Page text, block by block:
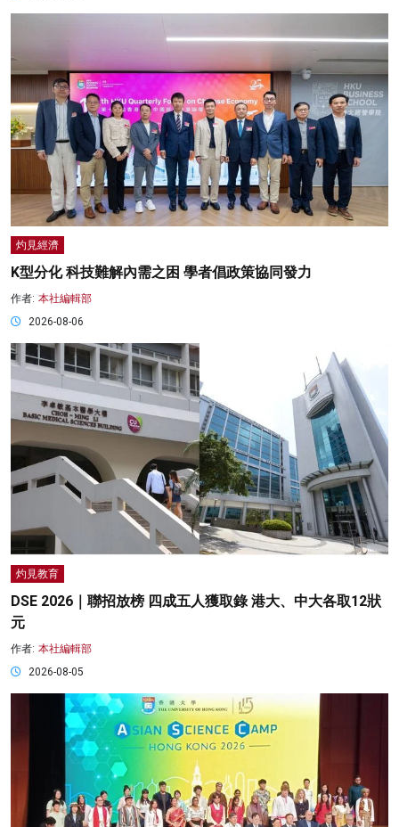
灼見經濟
K型分化 科技難解內需之困 學者倡政策協同發力
作者: 本社編輯部
2026-08-06
灼見教育
DSE 2026｜聯招放榜 四成五人獲取錄 港大、中大各取12狀
元
作者: 本社編輯部
2026-08-05